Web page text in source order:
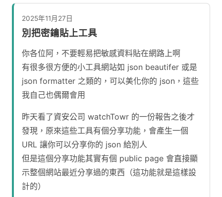
2025年11月27日
別把密鑰貼上工具
你各位阿，不要輕易把敏感資料貼在網路上啊
有很多很方便的小工具網站如 json beautifer 或是
json formatter 之類的，可以美化你的 json，這些
我自己也偶爾會用
昨天看了資安公司 watchTowr 的一份報告之後才
發現，原來這些工具有個分享功能，會產生一個
URL 讓你可以分享你的 json 給別人
但是這個分享功能其實有個 public page 會直接顯
示整個網站最近分享過的東西（這功能就是這樣設
計的）